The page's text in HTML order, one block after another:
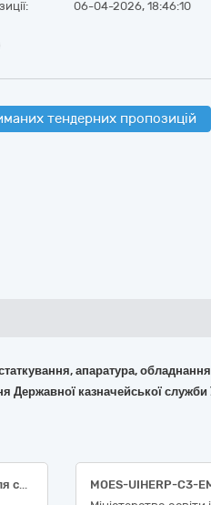
06-04-2026, 18:46:10
тендерних пропозицій
апаратура,
Державної казначейської служби
MOES-UIHERP-C2-MERGERS-68 Закупівля cистем резервного живлення для Уманського національного університету